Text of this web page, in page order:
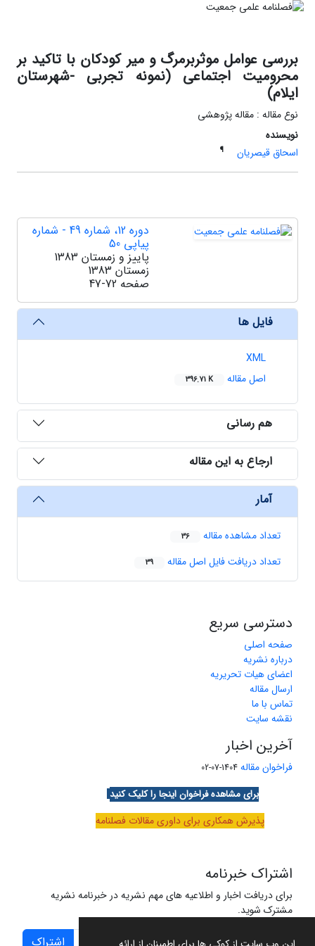
بررسی عوامل موثربرمرگ و میر کودکان با تاکید بر
محرومیت اجتماعی (نمونه تجربی -شهرستان
ایلام)
نوع مقاله : مقاله پژوهشی
نویسنده
اسحاق قیصریان
¶
دوره 12، شماره 49 - شماره
پیاپی 50
پاییز و زمستان 1383
زمستان 1383
صفحه 47-72
فایل ها
XML
اصل مقاله
396.71 K
هم رسانی
ارجاع به این مقاله
آمار
تعداد مشاهده مقاله 36
تعداد دریافت فایل اصل مقاله 39
دسترسی سریع
صفحه اصلی
درباره نشریه
اعضای هیات تحریریه
ارسال مقاله
تماس با ما
نقشه سایت
آخرین اخبار
فراخوان مقاله 1404-07-02
برای مشاهده فراخوان اینجا را کلیک کنید
پذیرش همکاری برای داوری مقالات فصلنامه
اشتراک خبرنامه
برای دریافت اخبار و اطلاعیه های مهم نشریه در خبرنامه نشریه
مشترک شوید.
اشتراک